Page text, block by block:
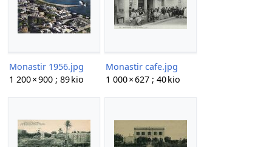
Monastir 1956.jpg
1 200 × 900 ; 89 kio
Monastir cafe.jpg
1 000 × 627 ; 40 kio